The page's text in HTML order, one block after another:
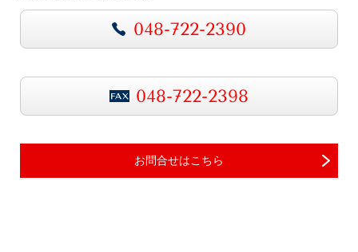
048-722-2390
048-722-2398
お問合せはこちら